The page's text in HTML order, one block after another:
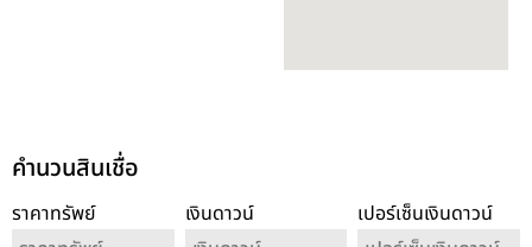
คำนวนสินเชื่อ
ราคาทรัพย์ เงินดาวน์ เปอร์เซ็นเงินดาวน์